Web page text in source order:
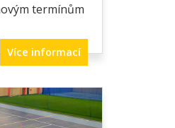
termínům
Více informací